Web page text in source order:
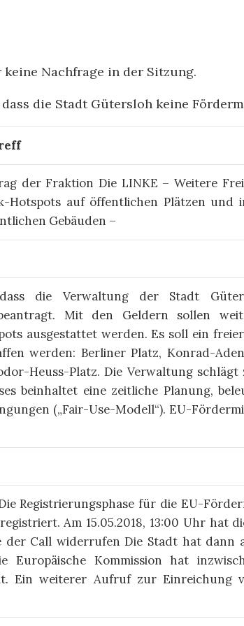
Nach­fra­ge in der Sitz­ung.
die Stadt Gütersloh keine
der Frak­tion Die LIN­KE – Wei­te­re
Hot­spots auf öf­fent­li­chen Plätz­en und
Ge­bäu­den –
dass die Verwaltung der Stadt
Mit den Geldern sollen
aus­ge­stattet werden. Es soll ein
werden: Berliner Platz, Konrad-
Heuss-Platz. Die Ver­walt­ung
be­in­haltet eine zeit­liche Planung,
(„Fair-Use-Modell“). EU-
Registrierungsphase für die EU-
Am 15.05.2018, 13:00 Uhr hat
Call widerrufen Die Stadt hat dann
Europäische Kommission hat
Ein weiterer Aufruf zur Einreichung